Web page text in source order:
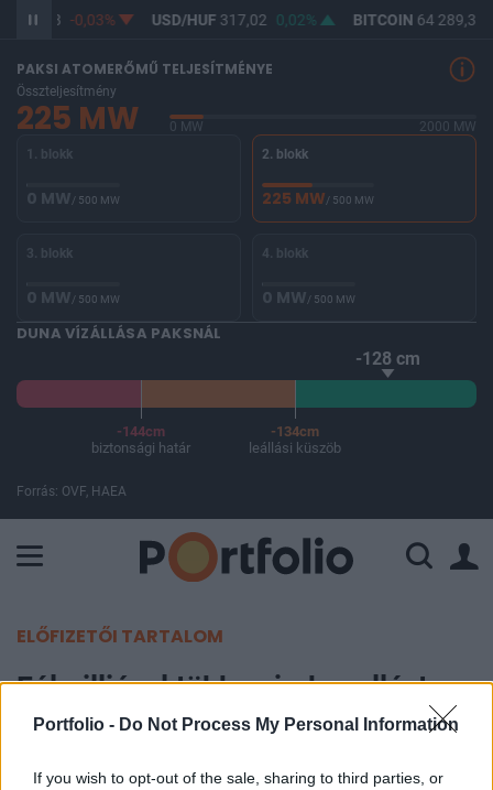
Portfolio - Do Not Process My Personal Information
If you wish to opt-out of the sale, sharing to third parties, or
365,28 -0,03% USD/HUF317,02 0,02% BITCOIN64 289,33
PAKSI ATOMERŐMŰ TELJESÍTMÉNYE
Összteljesítmény
225 MW 0 MW
2000 MW
1. blokk
0 MW/ 500 MW
2. blokk
225 MW/ 500 MW
3. blokk
0 MW/ 500 MW
4. blokk
0 MW/ 500 MW
DUNA VÍZÁLLÁSA PAKSNÁL
-128 cm
-144cm
biztonsági határ
-134cm
leállási küszöb
Forrás: OVF, HAEA
ELŐFIZETŐI TARTALOM
Félmillióval több szja-bevallást
adtak le eddig tavalyhoz képest
MTI